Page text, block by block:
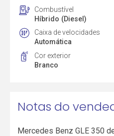
Combustível
Híbrido (Diesel)
Caixa de velocidades
Automática
Cor exterior
Branco
Notas do
Mercedes Benz GLE 350